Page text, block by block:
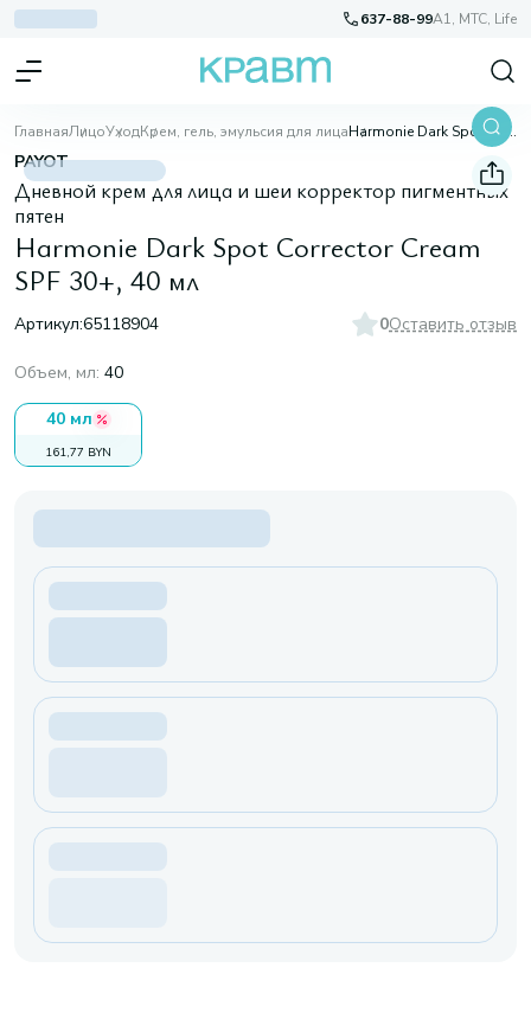
637-88-99A1, МТС, Life
ГлавнаяЛицоУходКрем, гель, эмульсия для лица Harmonie Dark Spot Corrector Cream SPF 30+, 40 мл
PAYOT
Дневной крем для лица и шеи корректор пигментных
пятен
Harmonie Dark Spot Corrector Cream
SPF 30+, 40 мл
Артикул:65118904 0Оставить отзыв
Объем, мл: 40
40 мл
161,77 BYN